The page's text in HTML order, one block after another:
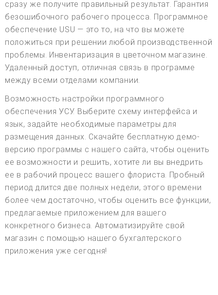
сразу же получите правильный результат. Гарантия
безошибочного рабочего процесса. Программное
обеспечение USU — это то, на что вы можете
положиться при решении любой производственной
проблемы. Инвентаризация в цветочном магазине.
Удаленный доступ, отличная связь в программе
между всеми отделами компании.
Возможность настройки программного
обеспечения УСУ. Выберите схему интерфейса и
язык, задайте необходимые параметры для
размещения данных. Скачайте бесплатную демо-
версию программы с нашего сайта, чтобы оценить
ее возможности и решить, хотите ли вы внедрить
ее в рабочий процесс вашего флориста. Пробный
период длится две полных недели, этого времени
более чем достаточно, чтобы оценить все функции,
предлагаемые приложением для вашего
конкретного бизнеса. Автоматизируйте свой
магазин с помощью нашего бухгалтерского
приложения уже сегодня!